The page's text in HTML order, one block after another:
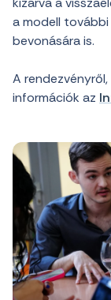
a modell
bevonására is.
A
információk az